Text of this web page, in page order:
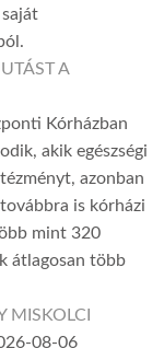
A
Kórházban
akik egészségi
azonban
is kórházi
mint 320
átlagosan több
MISKOLCI
08-06